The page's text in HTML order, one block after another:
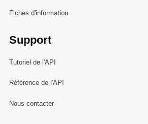
Fiches d'information
Support
Tutoriel de l'API
Référence de l'API
Nous contacter